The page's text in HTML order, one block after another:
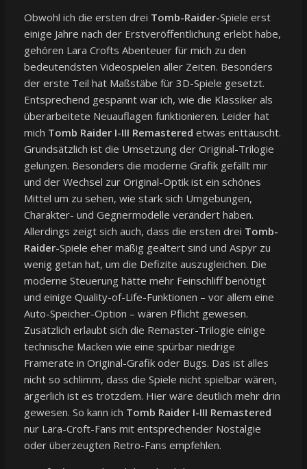
Obwohl ich die ersten drei Tomb-Raider-Spiele erst
einige Jahre nach der Erstveröffentlichung erlebt habe,
gehören Lara Crofts Abenteuer für mich zu den
bedeutendsten Videospielen aller Zeiten. Besonders
der erste Teil hat Maßstäbe für 3D-Spiele gesetzt.
Entsprechend gespannt war ich, wie die Klassiker als
überarbeitete Neuauflagen funktionieren. Leider hat
mich Tomb Raider I-III Remastered etwas enttäuscht.
Grundsätzlich ist die Umsetzung der Original-Trilogie
gelungen. Besonders die moderne Grafik gefällt mir
und der Wechsel zur Original-Optik ist ein schönes
Mittel um zu sehen, wie stark sich Umgebungen,
Charakter- und Gegnermodelle verändert haben.
Allerdings zeigt sich auch, dass die ersten drei Tomb-
Raider-Spiele eher mäßig gealtert sind und Aspyr zu
wenig getan hat, um die Defizite auszugleichen. Die
moderne Steuerung hätte mehr Feinschliff benötigt
und einige Quality-of-Life-Funktionen – vor allem eine
Auto-Speicher-Option – wären Pflicht gewesen.
Zusätzlich erlaubt sich die Remaster-Trilogie einige
technische Macken wie eine spürbar niedrige
Framerate in Original-Grafik oder Bugs. Das ist alles
nicht so schlimm, dass die Spiele nicht spielbar wären,
ärgerlich ist es trotzdem. Hier wäre deutlich mehr drin
gewesen. So kann ich Tomb Raider I-III Remastered
nur Lara-Croft-Fans mit entsprechender Nostalgie
oder überzeugten Retro-Fans empfehlen.